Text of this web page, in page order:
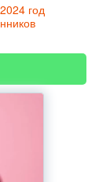
год